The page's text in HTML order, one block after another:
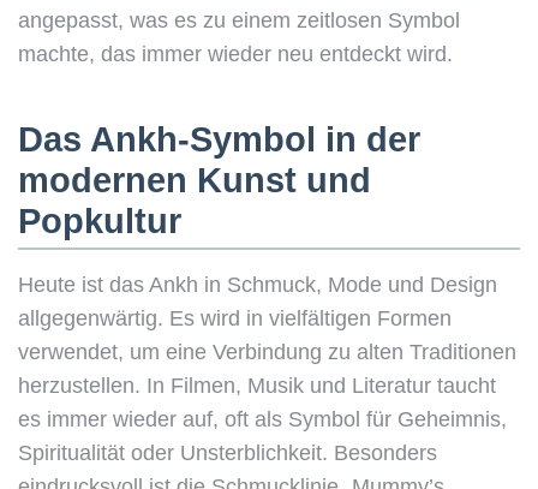
angepasst, was es zu einem zeitlosen Symbol
machte, das immer wieder neu entdeckt wird.
Das Ankh-Symbol in der
modernen Kunst und
Popkultur
Heute ist das Ankh in Schmuck, Mode und Design
allgegenwärtig. Es wird in vielfältigen Formen
verwendet, um eine Verbindung zu alten Traditionen
herzustellen. In Filmen, Musik und Literatur taucht
es immer wieder auf, oft als Symbol für Geheimnis,
Spiritualität oder Unsterblichkeit. Besonders